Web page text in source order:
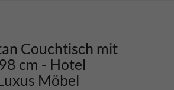
Couchtisch mit
cm - Hotel
Möbel